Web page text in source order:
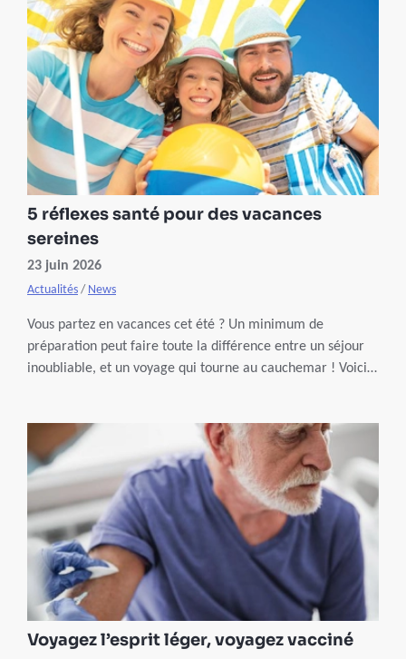
de naissance,…) versées par votre mutuelle.
5 réflexes santé pour des vacances
sereines
23 juin 2026
Actualités / News
Vous partez en vacances cet été ? Un minimum de
préparation peut faire toute la différence entre un séjour
inoubliable, et un voyage qui tourne au cauchemar ! Voici 5
Voyagez l’esprit léger, voyagez vacciné